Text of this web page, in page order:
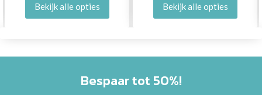
Bekijk alle opties Bekijk alle opties
Bespaar tot 50%!